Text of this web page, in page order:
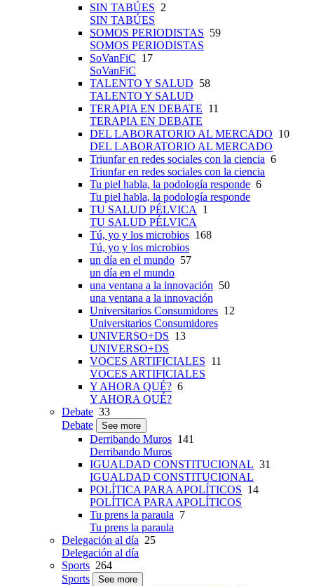
SIN TABÚES 2
SIN TABÚES
SOMOS PERIODISTAS 59
SOMOS PERIODISTAS
SoVanFiC 17
SoVanFiC
TALENTO Y SALUD 58
TALENTO Y SALUD
TERAPIA EN DEBATE 11
TERAPIA EN DEBATE
DEL LABORATORIO AL MERCADO 10
DEL LABORATORIO AL MERCADO
Triunfar en redes sociales con la ciencia 6
Triunfar en redes sociales con la ciencia
Tu piel habla, la podología responde 6
Tu piel habla, la podología responde
TU SALUD PÉLVICA
1
TU SALUD PÉLVICA
Tú, yo y los microbios 168
Tú, yo y los microbios
un día en el mundo 57
un día en el mundo
una ventana a la innovación 50
una ventana a la innovación
Universitarios Consumidores 12
Universitarios Consumidores
UNIVERSO+DS 13
UNIVERSO+DS
VOCES ARTIFICIALES 11
VOCES ARTIFICIALES
Y AHORA QUÉ? 6
Y AHORA QUÉ?
Debate 33
Debate
See more
Derribando Muros 141
Derribando Muros
IGUALDAD CONSTITUCIONAL 31
IGUALDAD CONSTITUCIONAL
POLÍTICA PARA APOLÍTICOS 14
POLÍTICA PARA APOLÍTICOS
Tu prens la paraula 7
Tu prens la paraula
Delegación al día 25
Delegación al día
Sports 264
Sports
See more